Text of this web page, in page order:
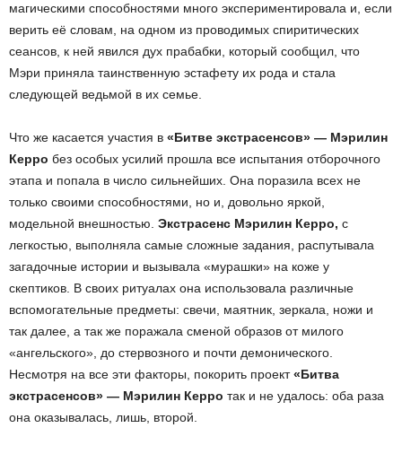
магическими способностями много экспериментировала и, если
верить её словам, на одном из проводимых спиритических
сеансов, к ней явился дух прабабки, который сообщил, что
Мэри приняла таинственную эстафету их рода и стала
следующей ведьмой в их семье.
Что же касается участия в «Битве экстрасенсов» — Мэрилин
Керро без особых усилий прошла все испытания отборочного
этапа и попала в число сильнейших. Она поразила всех не
только своими способностями, но и, довольно яркой,
модельной внешностью. Экстрасенс Мэрилин Керро, с
легкостью, выполняла самые сложные задания, распутывала
загадочные истории и вызывала «мурашки» на коже у
скептиков. В своих ритуалах она использовала различные
вспомогательные предметы: свечи, маятник, зеркала, ножи и
так далее, а так же поражала сменой образов от милого
«ангельского», до стервозного и почти демонического.
Несмотря на все эти факторы, покорить проект«Битва
экстрасенсов» — Мэрилин Керро так и не удалось: оба раза
она оказывалась, лишь, второй.